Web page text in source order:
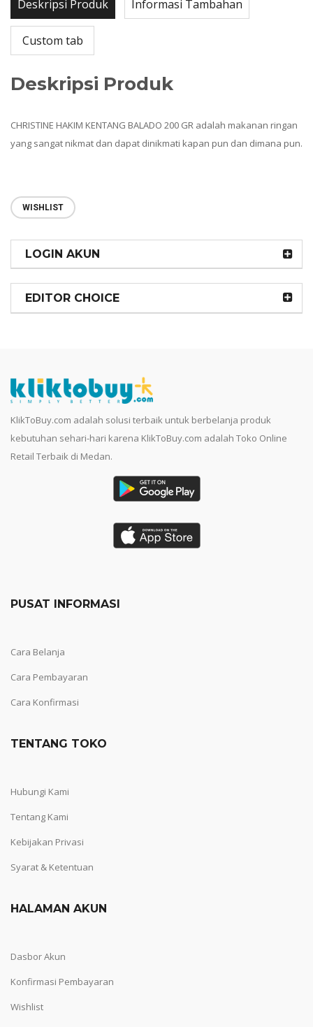
Deskripsi Produk Informasi Tambahan
Custom tab
Deskripsi Produk
CHRISTINE HAKIM KENTANG BALADO 200 GR adalah makanan ringan
yang sangat nikmat dan dapat dinikmati kapan pun dan dimana pun.
WISHLIST
LOGIN AKUN
EDITOR CHOICE
KlikToBuy.com adalah solusi terbaik untuk berbelanja produk
kebutuhan sehari-hari karena KlikToBuy.com adalah Toko Online
Retail Terbaik di Medan.
PUSAT INFORMASI
Cara Belanja
Cara Pembayaran
Cara Konfirmasi
TENTANG TOKO
Hubungi Kami
Tentang Kami
Kebijakan Privasi
Syarat & Ketentuan
HALAMAN AKUN
Dasbor Akun
Konfirmasi Pembayaran
Wishlist